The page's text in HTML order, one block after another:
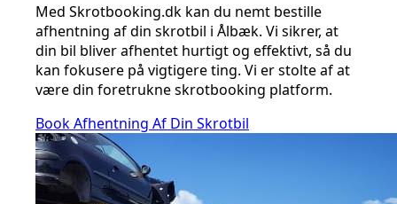
Med Skrotbooking.dk kan du nemt bestille
afhentning af din skrotbil i Ålbæk. Vi sikrer, at
din bil bliver afhentet hurtigt og effektivt, så du
kan fokusere på vigtigere ting. Vi er stolte af at
være din foretrukne skrotbooking platform.
Book Afhentning Af Din Skrotbil